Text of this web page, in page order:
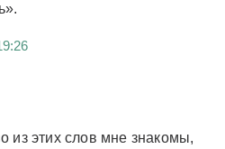
из этих слов мне знакомы,